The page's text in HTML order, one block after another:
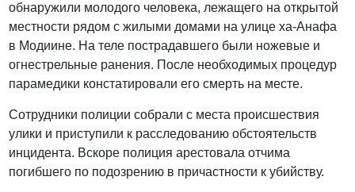
обнаружили молодого человека, лежащего на открытой
местности рядом с жилыми домами на улице ха-Анафа
в Модиине. На теле пострадавшего были ножевые и
огнестрельные ранения. После необходимых процедур
парамедики констатировали его смерть на месте.
Сотрудники полиции собрали с места происшествия
улики и приступили к расследованию обстоятельств
инцидента. Вскоре полиция арестовала отчима
погибшего по подозрению в причастности к убийству.